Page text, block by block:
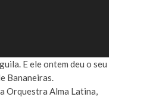
E ele ontem deu o seu
Bananeiras.
Orquestra Alma Latina,